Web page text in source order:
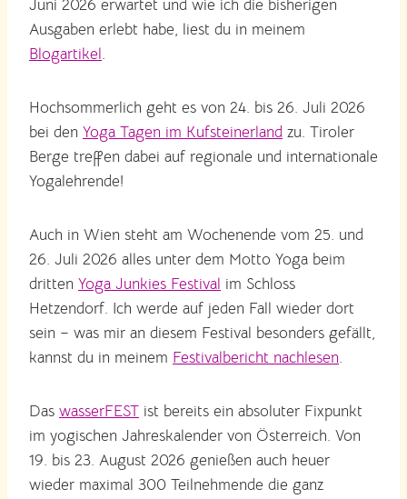
Juni 2026 erwartet und wie ich die bisherigen
Ausgaben erlebt habe, liest du in meinem
Blogartikel.
Hochsommerlich geht es von 24. bis 26. Juli 2026
bei den Yoga Tagen im Kufsteinerland zu. Tiroler
Berge treffen dabei auf regionale und internationale
Yogalehrende!
Auch in Wien steht am Wochenende vom 25. und
26. Juli 2026 alles unter dem Motto Yoga beim
dritten Yoga Junkies Festival im Schloss
Hetzendorf. Ich werde auf jeden Fall wieder dort
sein – was mir an diesem Festival besonders gefällt,
kannst du in meinem Festivalbericht nachlesen.
Das wasserFEST ist bereits ein absoluter Fixpunkt
im yogischen Jahreskalender von Österreich. Von
19. bis 23. August 2026 genießen auch heuer
wieder maximal 300 Teilnehmende die ganz